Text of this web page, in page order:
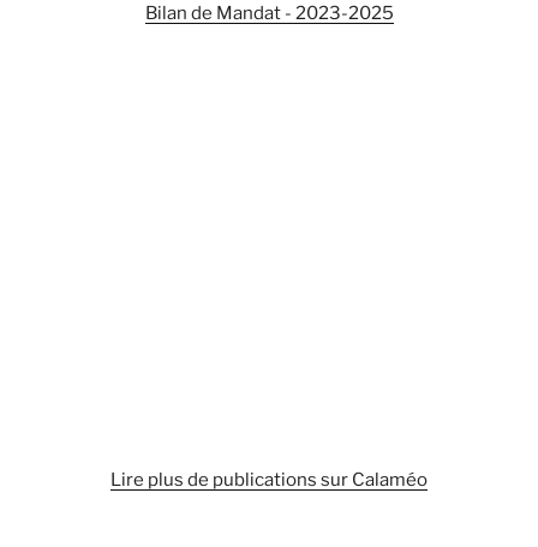
Bilan de Mandat - 2023-2025
Lire plus de publications sur Calaméo